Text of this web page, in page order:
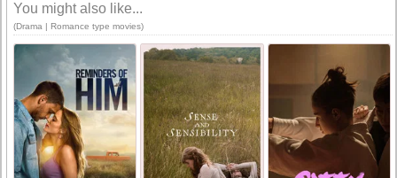
You might also like...
(Drama | Romance type movies)